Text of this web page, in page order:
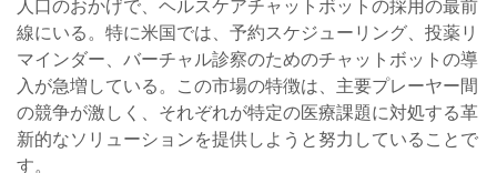
人口のおかげで、ヘルスケアチャットボットの採用の最前
線にいる。特に米国では、予約スケジューリング、投薬リ
マインダー、バーチャル診察のためのチャットボットの導
入が急増している。この市場の特徴は、主要プレーヤー間
の競争が激しく、それぞれが特定の医療課題に対処する革
新的なソリューションを提供しようと努力していることで
す。